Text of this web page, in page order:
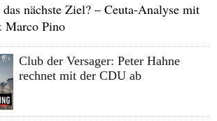
nächste Ziel? – Ceuta-Analyse mit
Marco Pino
Club der Versager: Peter Hahne
rechnet mit der CDU ab